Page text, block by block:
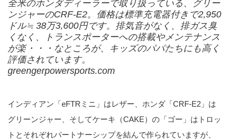
全米のホンダディーラーで取り扱っている、グリー
ンジャーのCRF-E2。価格は標準充電器付きで2,950
ドル≒ 38万3,600円です。排気音がなく、排ガス臭
くなく、トランスポーターへの搭載やメンテナンス
が楽・・・なところが、キッズのパパたちにも高く
評価されています。
greengerpowersports.com
インディアン「eFTRミニ」はレザー、ホンダ「CRF-E2」は
グリーンジャー、そしてケーキ（CAKE）の「ゴー」はトロッ
トとそれぞれパートナーシップを結んで作られていますが、